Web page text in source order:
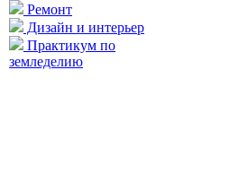
Ремонт
Дизайн и интерьер
Практикум по
земледелию